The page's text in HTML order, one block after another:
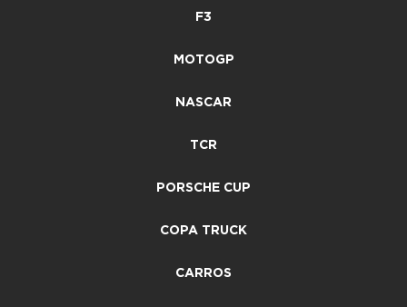
F3
MOTOGP
NASCAR
TCR
PORSCHE CUP
COPA TRUCK
CARROS